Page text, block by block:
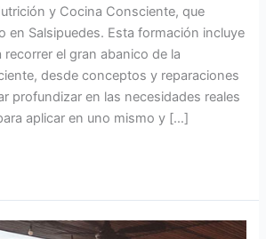
y Cocina Consciente, que
en Salsipuedes. Esta formación incluye
el gran abanico de la
desde conceptos y reparaciones
profundizar en las necesidades reales
aplicar en uno mismo y […]